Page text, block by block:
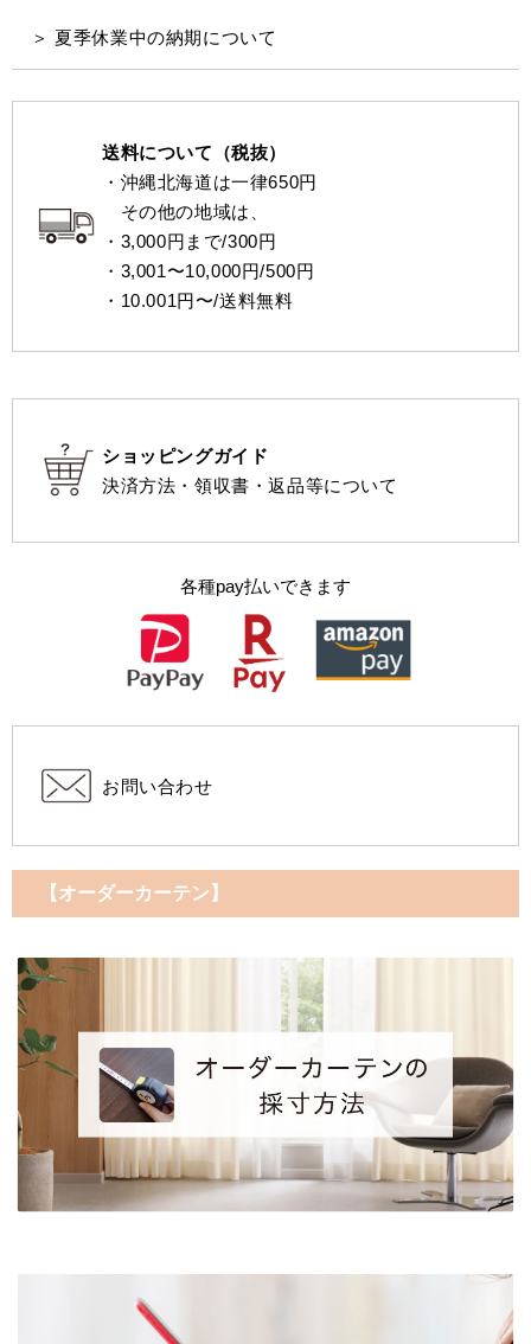
＞ 夏季休業中の納期について
送料について（税抜）
・沖縄北海道は一律650円
その他の地域は、
・3,000円まで/300円
・3,001〜10,000円/500円
・10.001円〜/送料無料
ショッピングガイド
決済方法・領収書・返品等について
各種pay払いできます
お問い合わせ
【オーダーカーテン】